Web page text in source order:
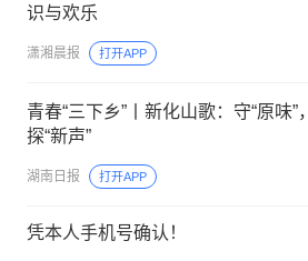
识与欢乐
潇湘晨报 打开APP
青春“三下乡”丨新化山歌：守“原味”，
探“新声”
湖南日报 打开APP
凭本人手机号确认！